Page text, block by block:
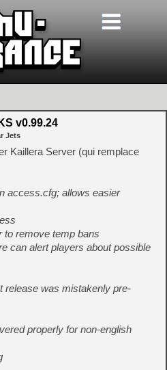
v0.99.24
Jets
Kaillera Server (qui remplace
access.cfg; allows easier
to remove temp bans
can alert players about possible
release was mistakenly pre-
properly for non-english